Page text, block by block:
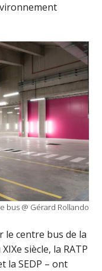
bus @ Gérard Rollando
centre bus de la
siècle, la RATP
la SEDP – ont